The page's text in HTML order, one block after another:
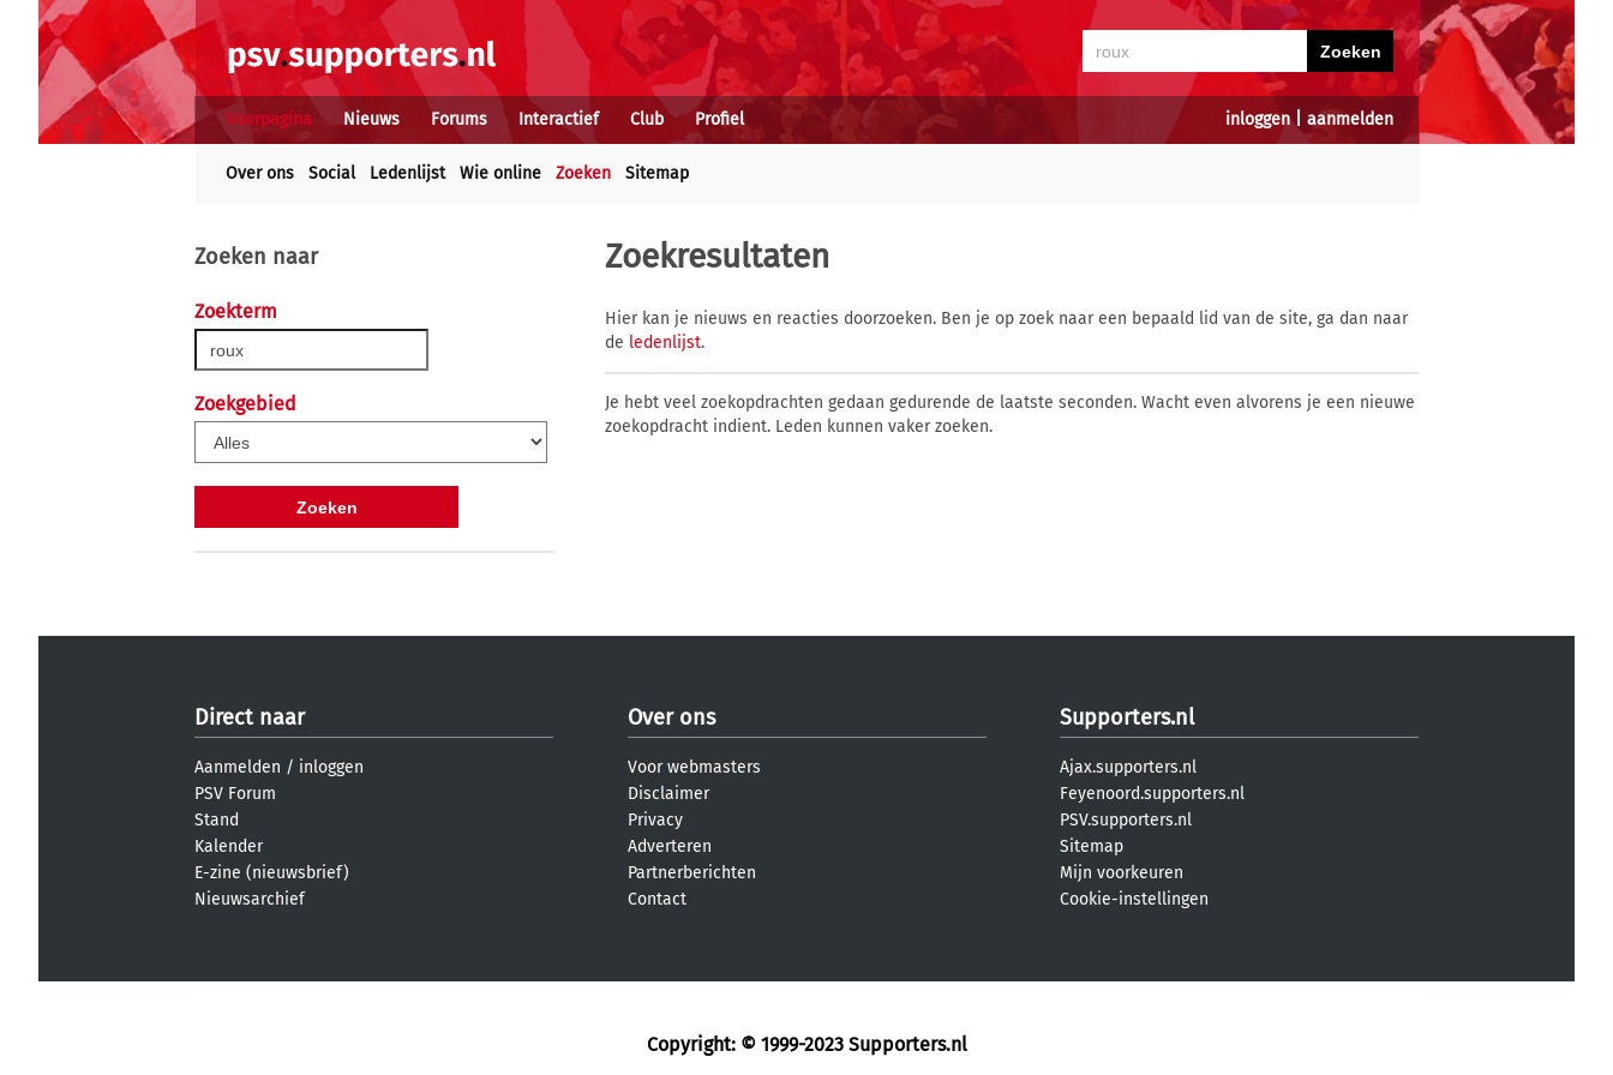
inloggen| aanmelden
Voorpagina Nieuws Forums Interactief Club Profiel
Over ons Social Ledenlijst Wie online Zoeken Sitemap
Zoeken naar
Zoekterm
Zoekgebied
Zoekresultaten
Hier kan je nieuws en reacties doorzoeken. Ben je op zoek naar een bepaald lid van de site, ga dan naar
de ledenlijst.
Je hebt veel zoekopdrachten gedaan gedurende de laatste seconden. Wacht even alvorens je een nieuwe
zoekopdracht indient. Leden kunnen vaker zoeken.
Direct naar
Aanmelden / inloggen
PSV Forum
Stand
Kalender
E-zine (nieuwsbrief)
Nieuwsarchief
Over ons
Voor webmasters
Disclaimer
Privacy
Adverteren
Partnerberichten
Contact
Supporters.nl
Ajax.supporters.nl
Feyenoord.supporters.nl
PSV.supporters.nl
Sitemap
Mijn voorkeuren
Cookie-instellingen
Copyright: © 1999-2023 Supporters.nl